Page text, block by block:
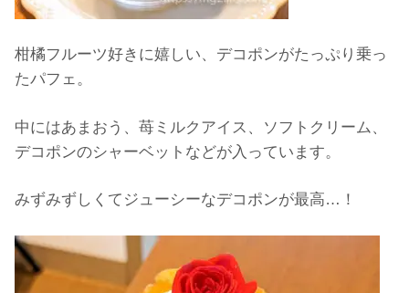
柑橘フルーツ好きに嬉しい、デコポンがたっぷり乗っ
たパフェ。
中にはあまおう、苺ミルクアイス、ソフトクリーム、
デコポンのシャーベットなどが入っています。
みずみずしくてジューシーなデコポンが最高…！